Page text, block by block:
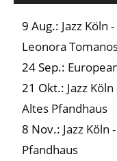
9 Aug.: Jazz Köln
Leonora
24 Sep.:
21 Okt.: Jazz
Altes Pfandhaus
8 Nov.: Jazz Köln
Pfandhaus